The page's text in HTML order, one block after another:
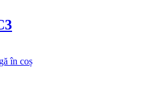
în coș